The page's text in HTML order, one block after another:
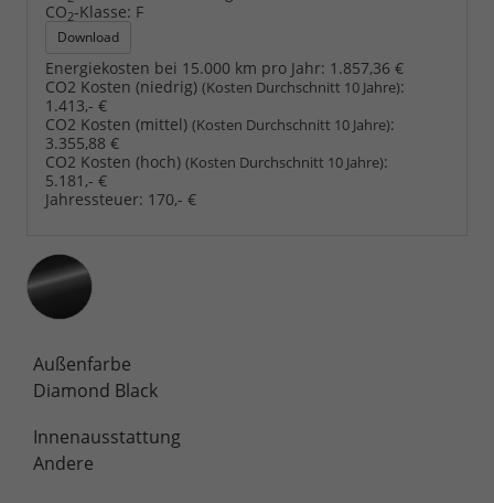
CO2-Klasse: F
Download
Energiekosten bei 15.000 km pro Jahr: 1.857,36 €
CO2 Kosten (niedrig) (Kosten Durchschnitt 10 Jahre):
1.413,- €
CO2 Kosten (mittel) (Kosten Durchschnitt 10 Jahre):
3.355,88 €
CO2 Kosten (hoch) (Kosten Durchschnitt 10 Jahre):
5.181,- €
Jahressteuer: 170,- €
Außenfarbe
Diamond Black
Innenausstattung
Andere